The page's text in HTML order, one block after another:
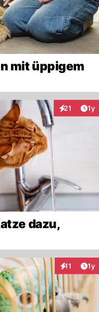
mit üppigem
21 1y
dazu,
11 1y